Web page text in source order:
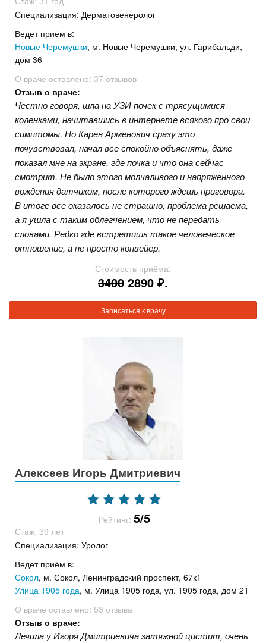
Специализация: Дерматовенеролог
Ведет приём в:
Новые Черемушки, м. Новые Черемушки, ул. Гарибальди,
дом 36
О враче оставлено: 37 отзывов
Отзыв о враче:
Честно говоря, шла на УЗИ почек с трясущимися
коленками, начитавшись в интернете всякого про свои
симптомы. Но Карен Арменович сразу это
почувствовал, начал все спокойно объяснять, даже
показал мне на экране, где почка и что она сейчас
смотрит. Не было этого молчаливого и напряженного
вождения датчиком, после которого ждешь приговора.
В итоге все оказалось не страшно, проблема решаема,
а я ушла с таким облегчением, что не передать
словами. Редко где встретишь такое человеческое
отношение, а не просто конвейер.
Стоимость приёма:
3400 2890 ₽.
Записаться к врачу
Алексеев Игорь Дмитриевич
Рейтинг: 5/5
Стаж: 39 лет
Специализация: Уролог
Ведет приём в:
Сокол, м. Сокол, Ленинградский проспект, 67к1
Улица 1905 года, м. Улица 1905 года, ул. 1905 года, дом 21
О враче оставлено: 53 отзыва
Отзыв о враче:
Лечила у Игоря Дмитриевича затяжной цистит, очень